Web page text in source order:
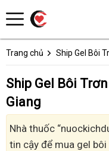
Trang chủ Ship Gel Bôi
Ship Gel Bôi
Giang
Nhà thuốc
tin cậy để mua gel